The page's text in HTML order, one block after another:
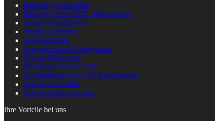
Badspiegel nach Maß
Badspiegel mit LED - Beleuchtung
Spiegel Konfigurator
Spiegel Optionen
Spiegelschrank
Spiegelschrank Konfigurator
Spiegel Beleuchtet
Badspiegel-Trends 2026
Designspiegel mit LED Beleuchtung
Spiegel nach Maß
Spiegel richtig reinigen
Ihre Vorteile bei uns